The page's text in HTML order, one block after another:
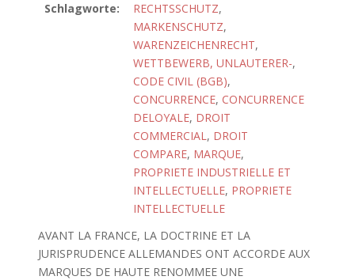
Schlagworte:
RECHTSSCHUTZ,
MARKENSCHUTZ,
WARENZEICHENRECHT,
WETTBEWERB, UNLAUTERER-,
CODE CIVIL (BGB),
CONCURRENCE, CONCURRENCE
DELOYALE, DROIT
COMMERCIAL, DROIT
COMPARE, MARQUE,
PROPRIETE INDUSTRIELLE ET
INTELLECTUELLE, PROPRIETE
INTELLECTUELLE
AVANT LA FRANCE, LA DOCTRINE ET LA
JURISPRUDENCE ALLEMANDES ONT ACCORDE AUX
MARQUES DE HAUTE RENOMMEE UNE